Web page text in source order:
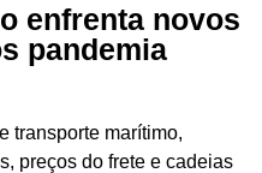
enfrenta novos
pandemia
transporte marítimo,
preços do frete e cadeias